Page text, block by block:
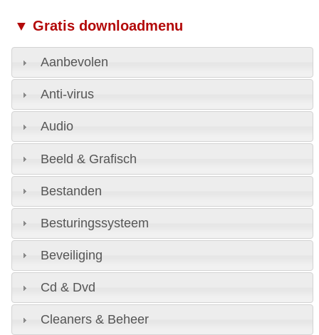
▼ Gratis downloadmenu
Aanbevolen
Anti-virus
Audio
Beeld & Grafisch
Bestanden
Besturingssysteem
Beveiliging
Cd & Dvd
Cleaners & Beheer